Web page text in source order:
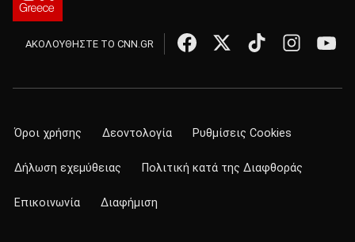
ΑΚΟΛΟΥΘΗΣΤΕ ΤΟ CNN.GR
Όροι χρήσης Δεοντολογία Ρυθμίσεις Cookies
Δήλωση εχεμύθειας Πολιτική κατά της Διαφθοράς
Επικοινωνία Διαφήμιση